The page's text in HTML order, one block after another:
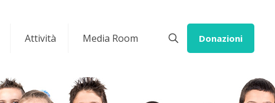
Attività Media Room Donazioni